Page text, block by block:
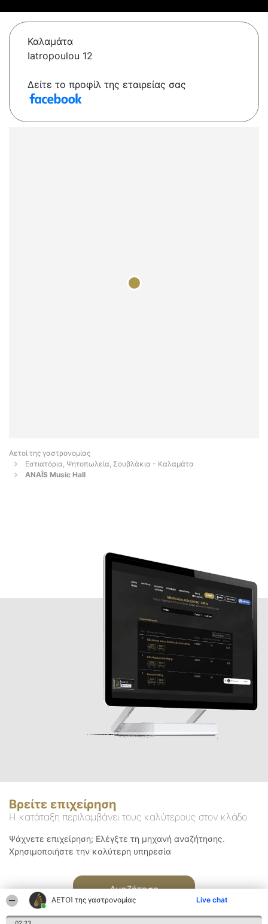
ΑΕΤΟΊ της γαστρονομίας Live chat
Καλαμάτα
Iatropoulou 12
Δείτε το προφίλ της εταιρείας σας
Αετοί της γαστρονομίας
Εστιατόρια, Ψητοπωλεία, Σουβλάκια - Καλαμάτα
ANAÎS Music Hall
Βρείτε επιχείρηση
Η κατάταξη περιλαμβάνει τους καλύτερους στον κλάδο
Ψάχνετε επιχείρηση; Ελέγξτε τη μηχανή αναζήτησης.
Χρησιμοποιήστε την καλύτερη υπηρεσία
Αναζήτηση